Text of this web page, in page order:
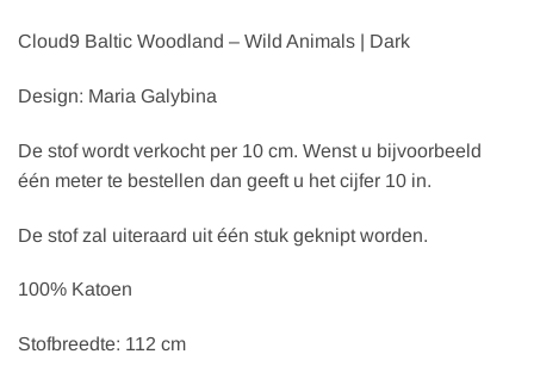
Cloud9 Baltic Woodland – Wild Animals | Dark
Design: Maria Galybina
De stof wordt verkocht per 10 cm. Wenst u bijvoorbeeld
één meter te bestellen dan geeft u het cijfer 10 in.
De stof zal uiteraard uit één stuk geknipt worden.
100% Katoen
Stofbreedte: 112 cm